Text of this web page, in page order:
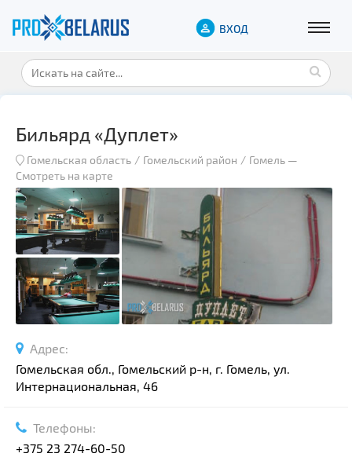
ВХОД
Бильярд «Дуплет»
Гомельская область Гомельский район Гомель —
Смотреть на карте
Адрес:
Гомельская обл., Гомельский р-н, г. Гомель, ул.
Интернациональная, 46
Телефоны:
+375 23 274-60-50